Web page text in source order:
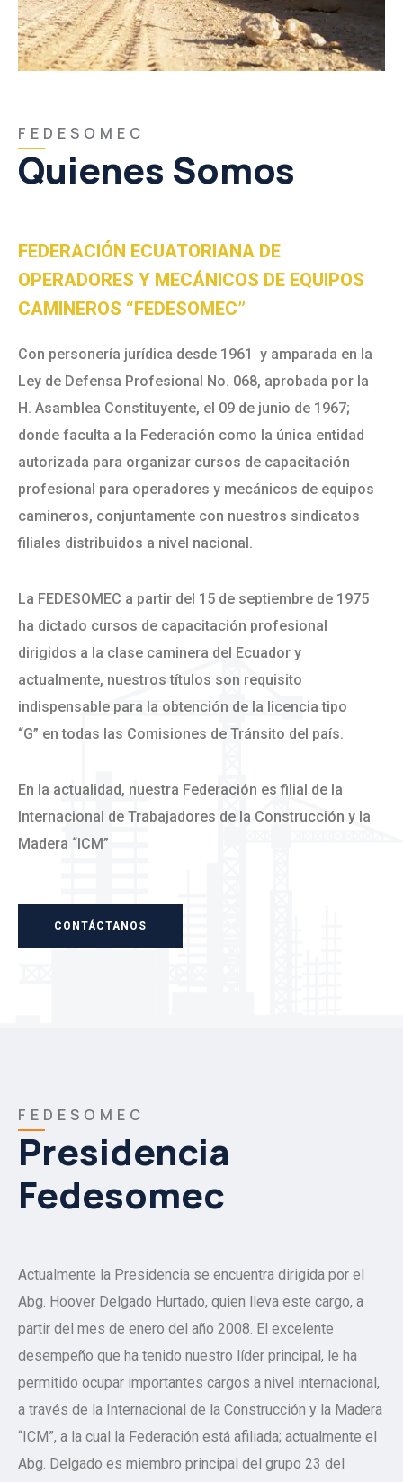
F E D E S O M E C
Quienes Somos
FEDERACIÓN ECUATORIANA DE
OPERADORES Y MECÁNICOS DE EQUIPOS
CAMINEROS “FEDESOMEC”
Con personería jurídica desde 1961 y amparada en la
Ley de Defensa Profesional No. 068, aprobada por la
H. Asamblea Constituyente, el 09 de junio de 1967;
donde faculta a la Federación como la única entidad
autorizada para organizar cursos de capacitación
profesional para operadores y mecánicos de equipos
camineros, conjuntamente con nuestros sindicatos
filiales distribuidos a nivel nacional.
La FEDESOMEC a partir del 15 de septiembre de 1975
ha dictado cursos de capacitación profesional
dirigidos a la clase caminera del Ecuador y
actualmente, nuestros títulos son requisito
indispensable para la obtención de la licencia tipo
“G” en todas las Comisiones de Tránsito del país.
En la actualidad, nuestra Federación es filial de la
Internacional de Trabajadores de la Construcción y la
Madera “ICM”
CONTÁCTANOS
F E D E S O M E C
Presidencia
Fedesomec
Actualmente la Presidencia se encuentra dirigida por el
Abg. Hoover Delgado Hurtado, quien lleva este cargo, a
partir del mes de enero del año 2008. El excelente
desempeño que ha tenido nuestro líder principal, le ha
permitido ocupar importantes cargos a nivel internacional,
a través de la Internacional de la Construcción y la Madera
“ICM”, a la cual la Federación está afiliada; actualmente el
Abg. Delgado es miembro principal del grupo 23 del